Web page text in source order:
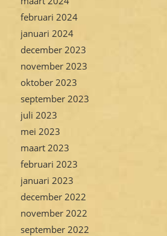
februari 2024
januari 2024
december 2023
november 2023
oktober 2023
september 2023
juli 2023
mei 2023
maart 2023
februari 2023
januari 2023
december 2022
november 2022
september 2022